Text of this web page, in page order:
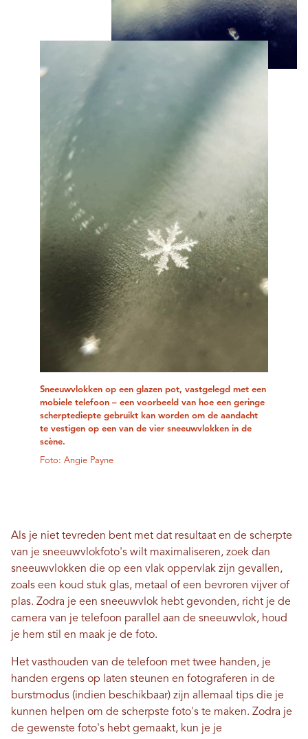
Sneeuwvlokken op een glazen pot, vastgelegd met een
mobiele telefoon – een voorbeeld van hoe een geringe
scherptediepte gebruikt kan worden om de aandacht
te vestigen op een van de vier sneeuwvlokken in de
scène.
Foto: Angie Payne
Als je niet tevreden bent met dat resultaat en de scherpte
van je sneeuwvlokfoto's wilt maximaliseren, zoek dan
sneeuwvlokken die op een vlak oppervlak zijn gevallen,
zoals een koud stuk glas, metaal of een bevroren vijver of
plas. Zodra je een sneeuwvlok hebt gevonden, richt je de
camera van je telefoon parallel aan de sneeuwvlok, houd
je hem stil en maak je de foto.
Het vasthouden van de telefoon met twee handen, je
handen ergens op laten steunen en fotograferen in de
burstmodus (indien beschikbaar) zijn allemaal tips die je
kunnen helpen om de scherpste foto's te maken. Zodra je
de gewenste foto's hebt gemaakt, kun je je